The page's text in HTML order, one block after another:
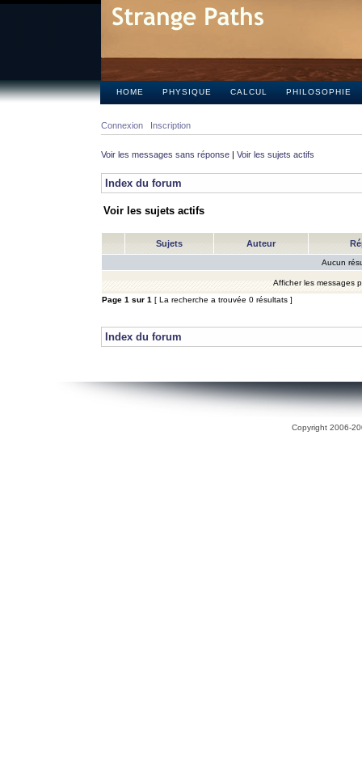
HOME PHYSIQUE CALCUL PHILOSOPHIE
Connexion Inscription
Voir les messages sans réponse | Voir les sujets actifs
Index du forum
Voir les sujets actifs
Sujets Auteur
Aucun
Afficher les messages
Page 1 sur 1 [ La recherche a trouvée 0 résultats ]
Index du forum
Copyright 2006-